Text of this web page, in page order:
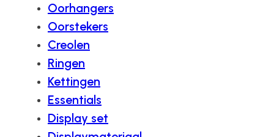
Oorhangers
Oorstekers
Creolen
Ringen
Kettingen
Essentials
Display set